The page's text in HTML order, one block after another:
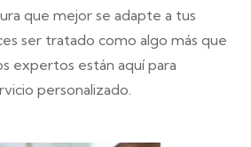
que mejor se adapte a tus
ser tratado como algo más que
expertos están aquí para
personalizado.